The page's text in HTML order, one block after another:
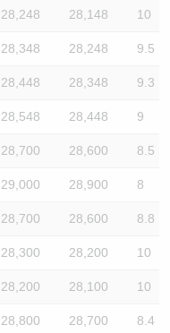
28,248 28,148 10
28,348 28,248 9.5
28,448 28,348 9.3
28,548 28,448 9
28,700 28,600 8.5
29,000 28,900 8
28,700 28,600 8.8
28,300 28,200 10
28,200 28,100 10
28,800 28,700 8.4